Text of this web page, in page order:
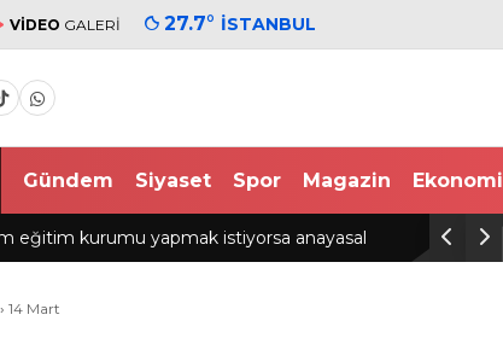
VİDEO GALERİ 27.7° İSTANBUL
Gündem Siyaset Spor Magazin Ekonomi
şarampole devrilen hafriyat kamyonunun şoförü
› 14 Mart